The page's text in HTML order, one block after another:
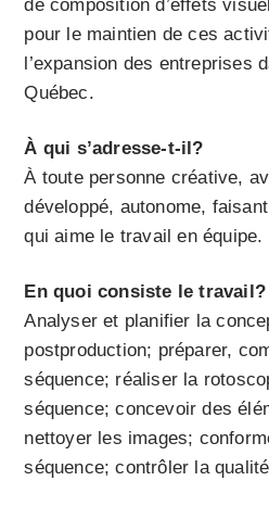
de composition d’effets
pour le maintien de ces
l’expansion des entreprises
Québec.
À qui s’adresse-t-il?
À toute personne créative,
développé, autonome,
qui aime le travail en équipe.
En quoi consiste le travail?
Analyser et planifier la
postproduction; préparer,
séquence; réaliser la
séquence; concevoir des
nettoyer les images;
séquence; contrôler la